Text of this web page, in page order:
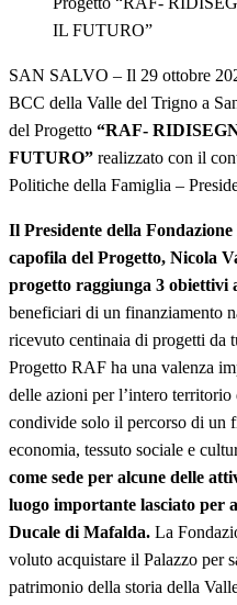
IL FUTURO”
SAN SALVO – Il 29 ottobre
BCC della Valle del Trigno a
del Progetto “RAF-
FUTURO” realizzato con il
Politiche della Famiglia –
Il Presidente della
capofila del Progetto, Nicola
progetto raggiunga 3 obiettivi
beneficiari di un finanziamento
ricevuto centinaia di progetti da
Progetto RAF ha una valenza
delle azioni per l’intero
condivide solo il percorso di un
economia, tessuto sociale e
come sede per alcune delle
luogo importante lasciato per
Ducale di Mafalda. La
voluto acquistare il Palazzo per
patrimonio della storia della